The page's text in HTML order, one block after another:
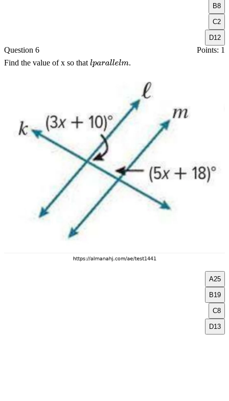
B8
C2
D 12
Question 6
Points: 1
Find the value ofxso thatlpar allelm
A25
B19
C8
D13